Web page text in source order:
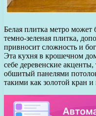
Белая плитка метро
темно-зеленая плитка,
привносит сложность и
Эта кухня в крошечном
себе деревенские
обшитый панелями
такими как золотой кран